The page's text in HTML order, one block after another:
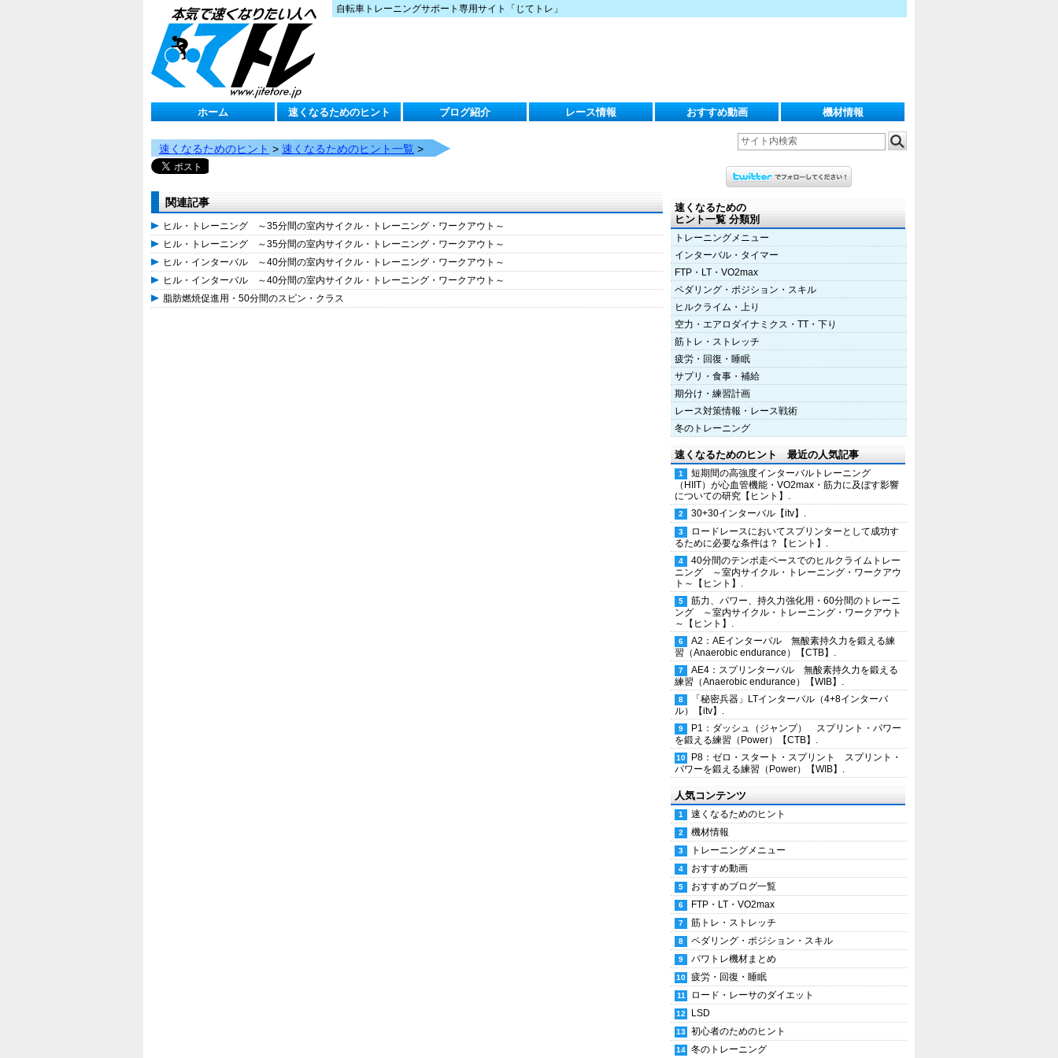
自転車トレーニングサポート専用サイト「じてトレ」
ホーム 速くなるためのヒント ブログ紹介 レース情報 おすすめ動画 機材情報
速くなるためのヒント > 速くなるためのヒント一覧 >
関連記事
ヒル・トレーニング ～35分間の室内サイクル・トレーニング・ワークアウト～
ヒル・トレーニング ～35分間の室内サイクル・トレーニング・ワークアウト～
ヒル・インターバル ～40分間の室内サイクル・トレーニング・ワークアウト～
ヒル・インターバル ～40分間の室内サイクル・トレーニング・ワークアウト～
脂肪燃焼促進用・50分間のスピン・クラス
速くなるための
ヒント一覧 分類別
トレーニングメニュー
インターバル・タイマー
FTP・LT・VO2max
ペダリング・ポジション・スキル
ヒルクライム・上り
空力・エアロダイナミクス・TT・下り
筋トレ・ストレッチ
疲労・回復・睡眠
サプリ・食事・補給
期分け・練習計画
レース対策情報・レース戦術
冬のトレーニング
速くなるためのヒント 最近の人気記事
短期間の高強度インターバルトレーニング
（HIIT）が心血管機能・VO2max・筋力に及ぼす影響
についての研究【ヒント】.
30+30インターバル【itv】.
ロードレースにおいてスプリンターとして成功す
るために必要な条件は？【ヒント】.
40分間のテンポ走ペースでのヒルクライムトレー
ニング ～室内サイクル・トレーニング・ワークアウ
ト～【ヒント】.
筋力、パワー、持久力強化用・60分間のトレーニ
ング ～室内サイクル・トレーニング・ワークアウト
～【ヒント】.
A2：AEインターバル 無酸素持久力を鍛える練
習（Anaerobic endurance）【CTB】.
AE4：スプリンターバル 無酸素持久力を鍛える
練習（Anaerobic endurance）【WIB】.
「秘密兵器」LTインターバル（4+8インターバ
ル）【itv】.
P1：ダッシュ（ジャンプ） スプリント・パワー
を鍛える練習（Power）【CTB】.
P8：ゼロ・スタート・スプリント スプリント・
パワーを鍛える練習（Power）【WIB】.
人気コンテンツ
速くなるためのヒント
機材情報
トレーニングメニュー
おすすめ動画
おすすめブログ一覧
FTP・LT・VO2max
筋トレ・ストレッチ
ペダリング・ポジション・スキル
パワトレ機材まとめ
疲労・回復・睡眠
ロード・レーサのダイエット
LSD
初心者のためのヒント
冬のトレーニング